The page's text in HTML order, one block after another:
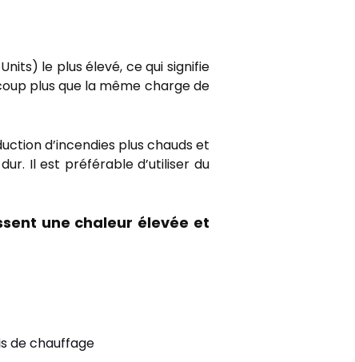
le plus élevé, ce qui signifie
plus que la même charge de
d’incendies plus chauds et
Il est préférable d’utiliser du
une chaleur élevée et